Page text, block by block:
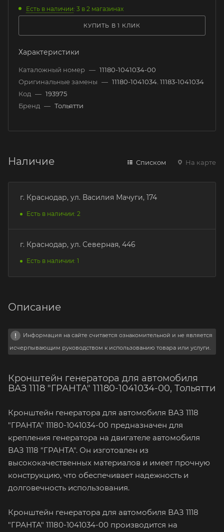
Есть в наличии: 3 в 2 магазинах
КУПИТЬ В 1 КЛИК
Характеристики
Каталожный номер — 11180-1041034-00
Оригинальные замены — 11180-1041034. 11183-1041034
Код — 193975
Бренд — Тольятти
Наличие Списком На карте
г. Краснодар, ул. Василия Мачуги, 174
Есть в наличии: 2
г. Краснодар, ул. Северная, 446
Есть в наличии: 1
Описание
Информация на сайте считается ознакомительной и не является
исчерпывающим руководством к использованию товара или услуги.
Кронштейн генератора для автомобиля
ВАЗ 1118 "ГРАНТА" 11180-1041034-00, Тольятти
Кронштейн генератора для автомобиля ВАЗ 1118
"ГРАНТА" 11180-1041034-00 предназначен для
крепления генератора на двигателе автомобиля
ВАЗ 1118 "ГРАНТА". Он изготовлен из
высококачественных материалов и имеет прочную
конструкцию, что обеспечивает надежность и
долговечность использования.
Кронштейн генератора для автомобиля ВАЗ 1118
"ГРАНТА" 11180-1041034-00 производится на